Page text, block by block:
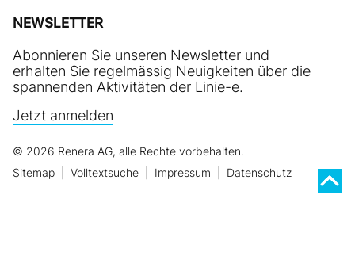
NEWSLETTER
Abonnieren Sie unseren Newsletter und
erhalten Sie regelmässig Neuigkeiten über die
spannenden Aktivitäten der Linie-e.
Jetzt anmelden
© 2026 Renera AG, alle Rechte vorbehalten.
Sitemap
Volltextsuche Impressum Datenschutz